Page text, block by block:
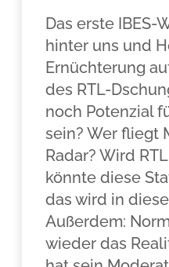
Das erste IBES-
hinter uns und
Ernüchterung
des RTL-
noch Potenzial
sein? Wer fliegt
Radar? Wird
könnte diese
das wird in
Außerdem:
wieder das